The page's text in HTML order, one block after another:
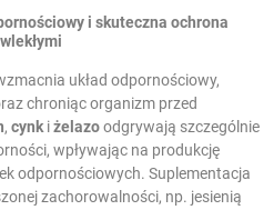
i skuteczna ochrona
układ odpornościowy,
chroniąc organizm przed
, cynkiżelazoodgrywają szczególnie
wpływając na produkcję
odpornościowych. Suplementacja
zachorowalności, np. jesienią